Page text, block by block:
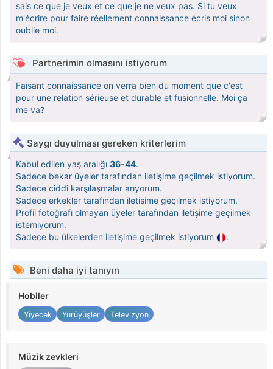
sais ce que je veux et ce que je ne veux pas. Si tu veux
m'écrire pour faire réellement connaissance écris moi sinon
oublie moi.
Partnerimin olmasını istiyorum
Faisant connaissance on verra bien du moment que c'est
pour une relation sérieuse et durable et fusionnelle. Moi ça
me va?
Saygı duyulması gereken kriterlerim
Kabul edilen yaş aralığı 36-44.
Sadece bekar üyeler tarafından iletişime geçilmek istiyorum.
Sadece ciddi karşılaşmalar arıyorum.
Sadece erkekler tarafından iletişime geçilmek istiyorum.
Profil fotoğrafı olmayan üyeler tarafından iletişime geçilmek
istemiyorum.
Sadece bu ülkelerden iletişime geçilmek istiyorum
.
Beni daha iyi tanıyın
Hobiler
Yiyecek Yürüyüşler Televizyon
Müzik zevkleri